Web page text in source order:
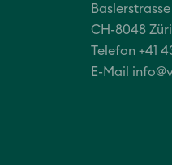
CH-8048
Telefon +41
E-Mail